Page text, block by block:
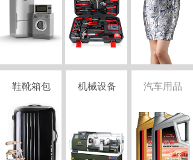
机械设备
鞋靴箱包 汽车用品